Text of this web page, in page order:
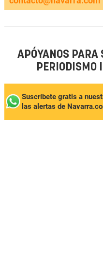
APÓYANOS PARA
PERIODISMO
Suscríbete gratis a
las alertas de